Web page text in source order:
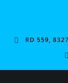
RD 559,